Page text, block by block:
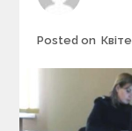
Posted on